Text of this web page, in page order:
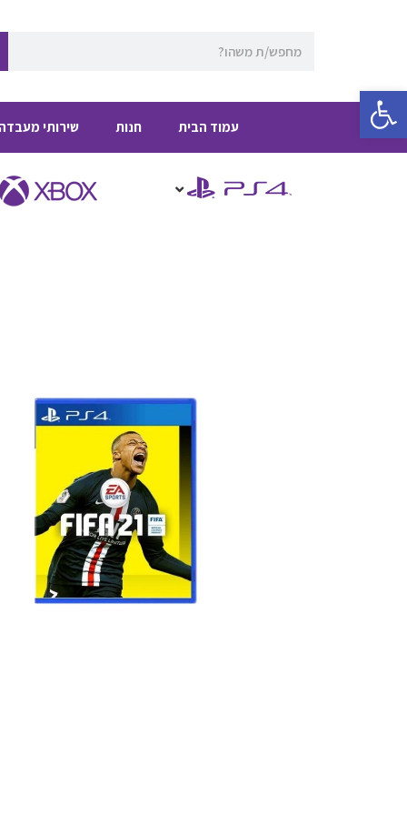
פתח סרגל נגישות
עמוד הבית חנות שירותי מעבדה